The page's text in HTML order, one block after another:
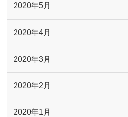
2020年5月
2020年4月
2020年3月
2020年2月
2020年1月